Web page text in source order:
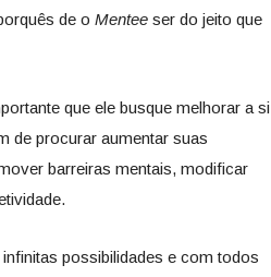
de o Mentee ser do jeito que
que ele busque melhorar a si
de procurar aumentar suas
barreiras mentais, modificar
possibilidades e com todos